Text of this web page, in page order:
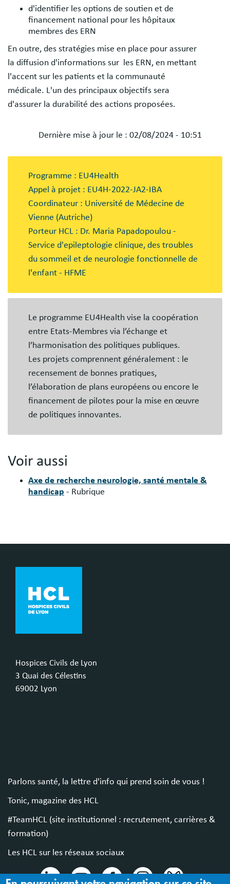
d'identifier les options de soutien et de
financement national pour les hôpitaux
membres des ERN
En outre, des stratégies mise en place pour assurer
la diffusion d'informations sur les ERN, en mettant
l'accent sur les patients et la communauté
médicale. L'un des principaux objectifs sera
d'assurer la durabilité des actions proposées.
Dernière mise à jour le : 02/08/2024 - 10:51
Programme : EU4Health
Appel à projet : EU4H-2022-JA2-IBA
Coordinateur : Université de Médecine de
Vienne (Autriche)
Porteur HCL : Dr. Maria Papadopoulou -
Service d'epileptologie clinique, des troubles
du sommeil et de neurologie fonctionnelle de
l'enfant - HFME
Le programme EU4Health vise la coopération
entre Etats-Membres via l’échange et
l’harmonisation des politiques publiques.
Les projets comprennent généralement : le
recensement de bonnes pratiques,
l’élaboration de plans européens ou encore le
financement de pilotes pour la mise en œuvre
de politiques innovantes.
Voir aussi
Axe de recherche neurologie, santé mentale &
handicap - Rubrique
Hospices Civils de Lyon
3 Quai des Célestins
69002 Lyon
Parlons santé, la lettre d'info qui prend soin de vous !
Tonic, magazine des HCL
#TeamHCL (site institutionnel : recrutement, carrières &
formation)
Les HCL sur les réseaux sociaux